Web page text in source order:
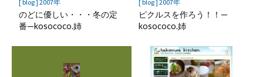
[ blog ] 2007年
のどに優しい・・・冬の定
番—kosococo.姉
[ blog ] 2007年
ピクルスを作ろう！！—
kosococo.姉